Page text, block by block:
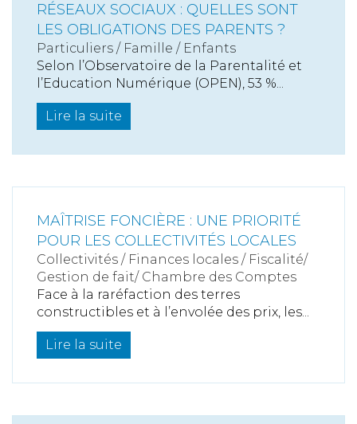
RÉSEAUX SOCIAUX : QUELLES SONT
LES OBLIGATIONS DES PARENTS ?
Particuliers / Famille / Enfants
Selon l’Observatoire de la Parentalité et
l’Education Numérique (OPEN), 53 %...
Lire la suite
MAÎTRISE FONCIÈRE : UNE PRIORITÉ
POUR LES COLLECTIVITÉS LOCALES
Collectivités / Finances locales / Fiscalité/
Gestion de fait/ Chambre des Comptes
Face à la raréfaction des terres
constructibles et à l’envolée des prix, les...
Lire la suite